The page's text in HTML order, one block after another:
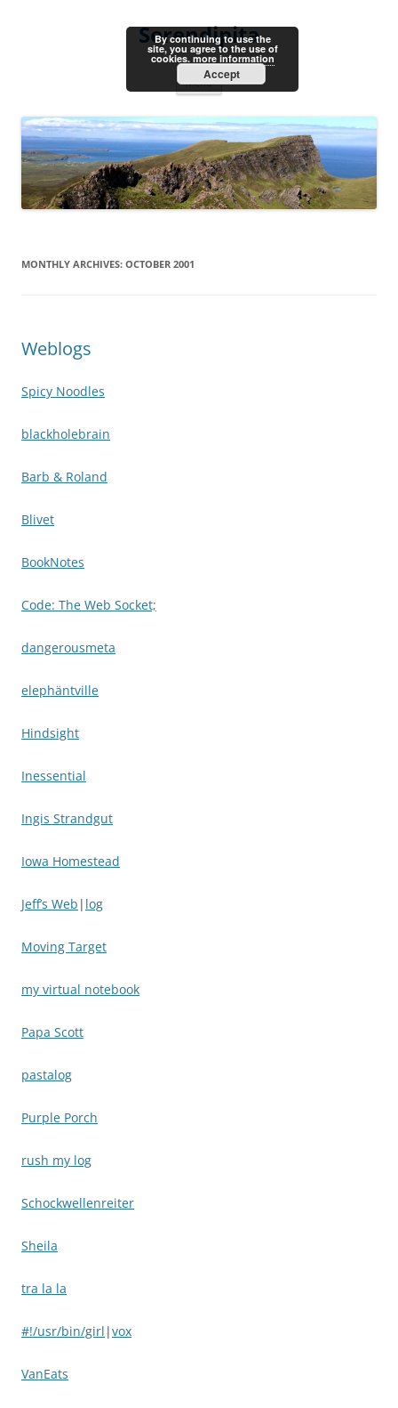
Serendipita
Menu
MONTHLY ARCHIVES: OCTOBER 2001
Weblogs
Spicy Noodles
blackholebrain
Barb & Roland
Blivet
BookNotes
Code: The Web Socket;
dangerousmeta
elephäntville
Hindsight
Inessential
Ingis Strandgut
Iowa Homestead
Jeff’s Web | log
Moving Target
my virtual notebook
Papa Scott
pastalog
Purple Porch
rush my log
Schockwellenreiter
Sheila
tra la la
#!/usr/bin/girl |vox
VanEats
By continuing to use the
site, you agree to the use of
cookies. more information
Accept